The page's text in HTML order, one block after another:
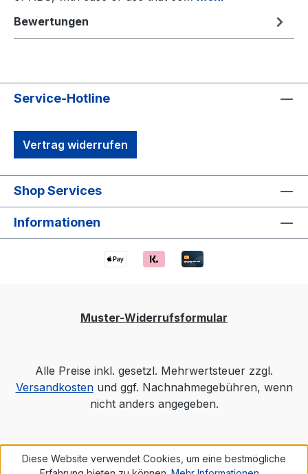
Bewertungen
Service-Hotline
Vertrag widerrufen
Shop Services
Informationen
Muster-Widerrufsformular
Alle Preise inkl. gesetzl. Mehrwertsteuer zzgl.
Versandkostenund ggf. Nachnahmegebühren, wenn
nicht anders angegeben.
Diese Website verwendet Cookies, um eine bestmögliche